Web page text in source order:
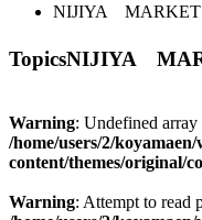
NIJIYA
TopicsNIJIYA
Warning: Undefined
/home/users/2/
content/themes/original/
Warning: Attempt to read